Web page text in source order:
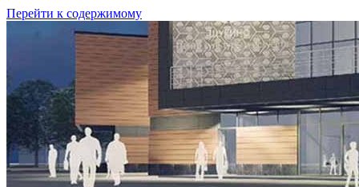
Перейти к содержимому